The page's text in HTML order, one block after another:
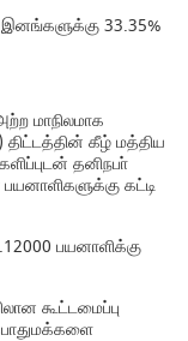
இனங்களுக்கு 33.35%
மாநிலமாக
கீழ் மத்திய
தனிநபா்
கட்டி
பயனாளிக்கு
கூட்டமைப்பு
பொதுமக்களை